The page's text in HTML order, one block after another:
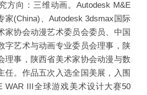
方向：三维动画。Autodesk M&E
家(China)、Autodesk 3dsmax国际
家协会动漫艺术委员会委员、中国
字艺术与动画专业委员会理事，陕
理事，陕西省美术家协会动漫与数
任。作品五次入选全国美展，入围
WAR III全球游戏美术设计大赛50